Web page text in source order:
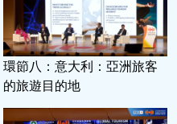
環節八：意大利：亞洲旅客
的旅遊目的地